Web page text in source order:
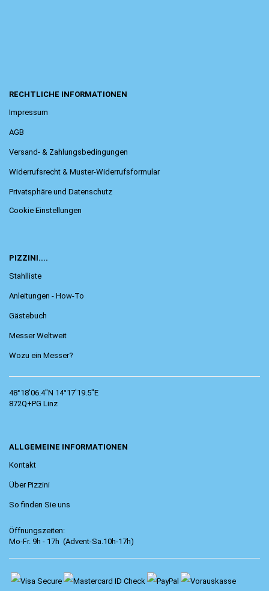
RECHTLICHE INFORMATIONEN
Impressum
AGB
Versand- & Zahlungsbedingungen
Widerrufsrecht & Muster-Widerrufsformular
Privatsphäre und Datenschutz
Cookie Einstellungen
PIZZINI....
Stahlliste
Anleitungen - How-To
Gästebuch
Messer Weltweit
Wozu ein Messer?
48°18'06.4"N 14°17'19.5"E
872Q+PG Linz
ALLGEMEINE INFORMATIONEN
Kontakt
Über Pizzini
So finden Sie uns
Öffnungszeiten:
Mo-Fr. 9h - 17h (Advent-Sa.10h-17h)